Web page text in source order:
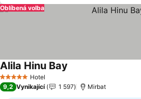
Oblíbená volba
5 Počet hvězdiček
Hotel
Alila Hinu Bay
9,2 Vynikající 1 597 Mirbat